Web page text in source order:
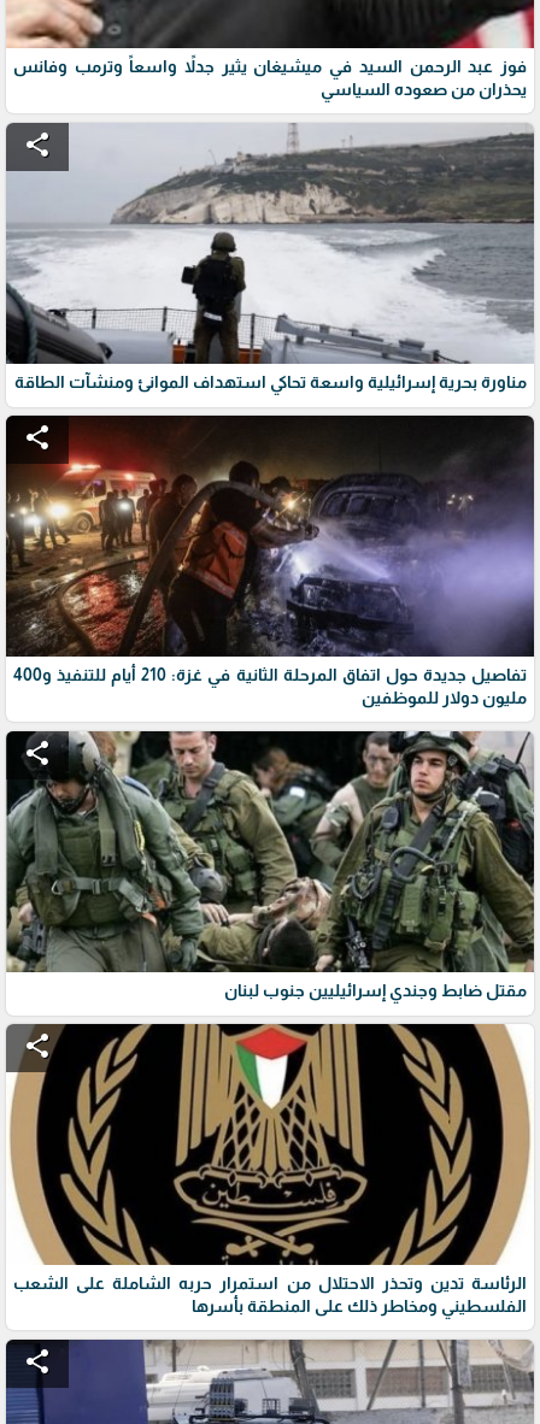
فوز عبد الرحمن السيد في ميشيغان يثير جدلاً واسعاً وترمب وفانس
يحذران من صعوده السياسي
share
مناورة بحرية إسرائيلية واسعة تحاكي استهداف الموانئ ومنشآت الطاقة
share
تفاصيل جديدة حول اتفاق المرحلة الثانية في غزة: 210 أيام للتنفيذ و400
مليون دولار للموظفين
share
مقتل ضابط وجندي إسرائيليين جنوب لبنان
share
الرئاسة تدين وتحذر الاحتلال من استمرار حربه الشاملة على الشعب
الفلسطيني ومخاطر ذلك على المنطقة بأسرها
share